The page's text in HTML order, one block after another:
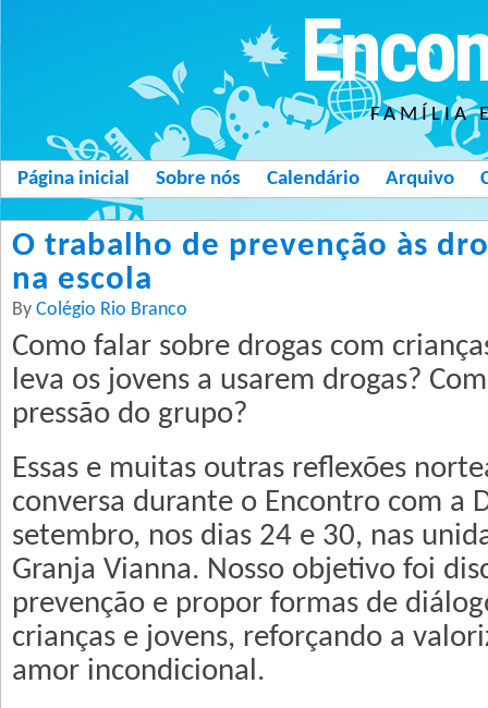
FAMÍLIA
Página inicial Sobre nós Calendário Arquivo
O trabalho de prevenção às
na escola
By Colégio Rio Branco
Como falar sobre drogas com
leva os jovens a usarem drogas?
pressão do grupo?
Essas e muitas outras reflexões
conversa durante o Encontro com a
setembro, nos dias 24 e 30, nas
Granja Vianna. Nosso objetivo foi
prevenção e propor formas de
crianças e jovens, reforçando a
amor incondicional.